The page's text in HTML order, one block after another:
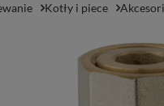
Kotły i piece